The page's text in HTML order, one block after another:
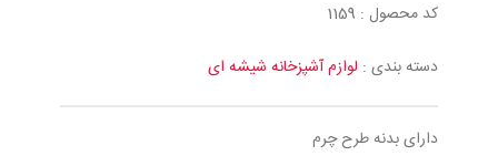
کد محصول : 1159
دسته بندی : لوازم آشپزخانه شیشه ای
دارای بدنه طرح چرم